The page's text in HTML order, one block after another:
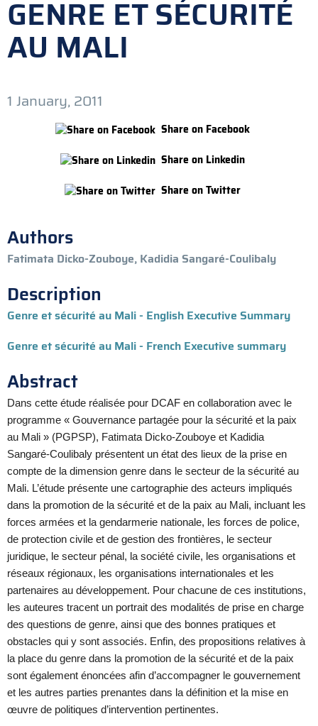
GENRE ET SÉCURITÉ
AU MALI
1 January, 2011
Share on Facebook
Share on Linkedin
Share on Twitter
Authors
Fatimata Dicko-Zouboye, Kadidia Sangaré-Coulibaly
Description
Genre et sécurité au Mali - English Executive Summary
Genre et sécurité au Mali - French Executive summary
Abstract
Dans cette étude réalisée pour DCAF en collaboration avec le
programme « Gouvernance partagée pour la sécurité et la paix
au Mali » (PGPSP), Fatimata Dicko-Zouboye et Kadidia
Sangaré-Coulibaly présentent un état des lieux de la prise en
compte de la dimension genre dans le secteur de la sécurité au
Mali. L’étude présente une cartographie des acteurs impliqués
dans la promotion de la sécurité et de la paix au Mali, incluant les
forces armées et la gendarmerie nationale, les forces de police,
de protection civile et de gestion des frontières, le secteur
juridique, le secteur pénal, la société civile, les organisations et
réseaux régionaux, les organisations internationales et les
partenaires au développement. Pour chacune de ces institutions,
les auteures tracent un portrait des modalités de prise en charge
des questions de genre, ainsi que des bonnes pratiques et
obstacles qui y sont associés. Enfin, des propositions relatives à
la place du genre dans la promotion de la sécurité et de la paix
sont également énoncées afin d’accompagner le gouvernement
et les autres parties prenantes dans la définition et la mise en
œuvre de politiques d’intervention pertinentes.